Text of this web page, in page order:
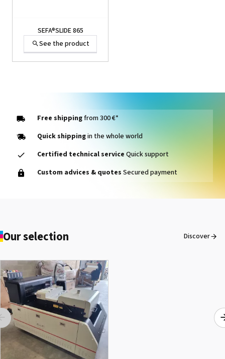
SEFA®SLIDE 865
See the product
SEFA®SLIDE 865
Secabo TPD7 PREMIUM
automatic double plate
heat press
See the product
Free shippingfrom 300 €*
Quick shippingin the whole world
Certified technical service Quick support
Custom advices & quotes Secured payment
Our selection Discover